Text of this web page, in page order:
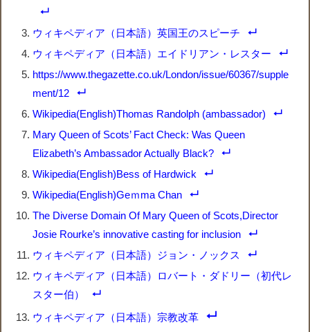
ウィキペディア（日本語）英国王のスピーチ
ウィキペディア（日本語）エイドリアン・レスター
https://www.thegazette.co.uk/London/issue/60367/supple
ment/12
Wikipedia(English)Thomas Randolph (ambassador)
Mary Queen of Scots’ Fact Check: Was Queen
Elizabeth’s Ambassador Actually Black?
Wikipedia(English)Bess of Hardwick
Wikipedia(English)Geｍma Chan
The Diverse Domain Of Mary Queen of Scots,Director
Josie Rourke’s innovative casting for inclusion
ウィキペディア（日本語）ジョン・ノックス
ウィキペディア（日本語）ロバート・ダドリー（初代レ
スター伯）
ウィキペディア（日本語）宗教改革